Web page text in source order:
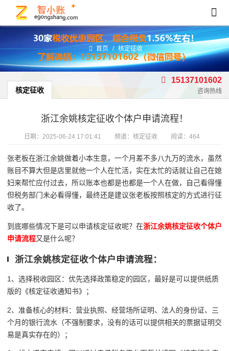
首页 / 核定征收
核定征收
15137101602
咨询热线
浙江余姚核定征收个体户申请流程！
日期： 2025-06-24 17:01:41 频道： 核定征收 阅读：464
张老板在浙江余姚做着小本生意，一个月差不多八九万的流水，虽然
账目不算大但是店里就他一个人在忙活，实在太忙的话就让自己在媳
妇来帮忙应付过去，所以账本也都是也都是一个人在做，自己看得懂
但税务部门未必看得懂，最终还是建议张老板按照核定的方式进行征
收了。
到底哪些情况下是可以申请核定征收呢？在浙江余姚核定征收个体户
申请流程又是什么呢？
浙江余姚核定征收个体户申请流程：
1、选择税收园区：优先选择政策稳定的园区，最好是可以提供纸质
版的《核定征收通知书》；
2、准备核心的材料：营业执照、经营场所证明、法人的身份证、三
个月的银行流水（不强制要求，没有的话可以提供相关的票据证明交
易是真实存在的）；